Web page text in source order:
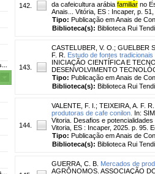
142.
da cafeicultura arábia familiar no
Anais... Vitória, ES : Incaper, p.
Tipo: Publicação em Anais de
Biblioteca(s): Biblioteca Rui
143.
CASTELUBER, V. O. ; GUELBER
F. R. Estudo de fontes
INICIAÇÃO CIENTÍFICA E
DESENVOLVIMENTO
Tipo: Publicação em Anais de
Biblioteca(s): Biblioteca Rui
144.
VALENTE, F. I. ; TEIXEIRA, A. F. R.
produtoras de cafe conilon. In:
Vitoria. Desafios e
Vitoria, ES : Incaper, 2025. p. 95.
Tipo: Publicação em Anais de
Biblioteca(s): Biblioteca Rui
GUERRA, C. B. Mercados de
AGRÔNOMOS. ASSOCIAÇÃO